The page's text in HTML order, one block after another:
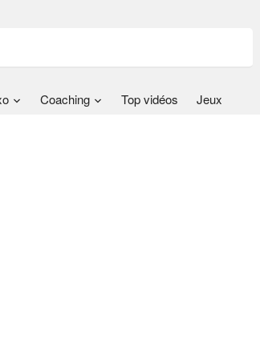
Coaching Top vidéos Jeux